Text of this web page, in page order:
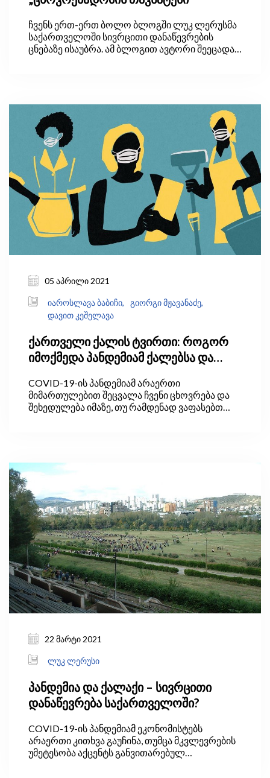
ჩვენს ერთ-ერთ ბოლო ბლოგში ლუკ ლერუსმა
საქართველოში სივრცითი დანაწევრების
ცნებაზე ისაუბრა. ამ ბლოგით ავტორი შეეცადა,
არა ამან დედაქალაქში მიგრანტების
შემოდინება შეანელოს, რაც, თავის მხრივ,
თბილისის ინფრასტრუქტურაზე ზეწოლას
შეამცირებს. რამდენად მოსალოდნელია, რომ
ადამიანები პანდემიის შემდეგაც გააგრძელებენ
სოფლად ცხოვრებასა და დისტანციურად
მუშაობას?
05 აპრილი 2021
იაროსლავა ბაბიჩი,
გიორგი მჟავანაძე,
დავით კეშელავა
ქართველი ქალის ტვირთი: როგორ
იმოქმედა პანდემიამ ქალებსა და
განაწილებაზე და რატომაა ეს
მნიშვნელოვანი?
COVID-19-ის პანდემიამ არაერთი
მიმართულებით შეცვალა ჩვენი ცხოვრება და
შეხედულება იმაზე, თუ რამდენად ვაფასებთ
ცვლილებების ნაწილი შეიძლება პანდემიის
ნაწილად. საინტერესოა, რომ ხანგრძლივმა
შეზღუდვებმა უამრავ ადამიანს დაანახა
ეკონომიკური ცხოვრების მანამდე
„დაფარული“ ერთი მხარე, რასაც
ეკონომისტები არაანაზღაურებად ზრუნვას
ვუწოდებთ.
22 მარტი 2021
ლუკ ლერუსი
პანდემია და ქალაქი – სივრცითი
დანაწევრება საქართველოში?
COVID-19-ის პანდემიამ ეკონომისტებს
არაერთი კითხვა გაუჩინა, თუმცა მკვლევრების
უმეტესობა აქცენტს განვითარებულ